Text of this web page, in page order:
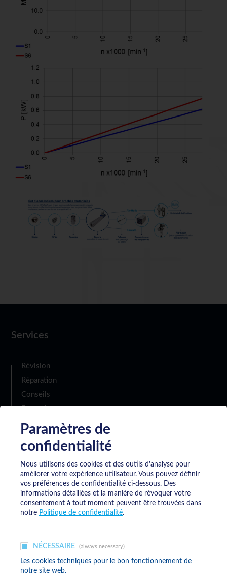
Services
Révision
Réparation
Conseils
Politique de confidentialité
Paramètres de
confidentialité
Nous utilisons des cookies et des outils d'analyse pour
améliorer votre expérience utilisateur. Vous pouvez définir
vos préférences de confidentialité ci-dessous. Des
informations détaillées et la manière de révoquer votre
consentement à tout moment peuvent être trouvées dans
notre Politique de confidentialité.
NÉCESSAIRE (always necessary)
Les cookies techniques pour le bon fonctionnement de
notre site web.